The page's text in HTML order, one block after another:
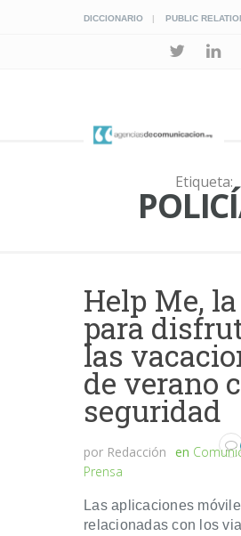
DICCIONARIO PUBLIC
Etiqueta:
Help Me,
para
las
de verano
seguridad
por Redacción en
Prensa
Las aplicaciones
relacionadas con los